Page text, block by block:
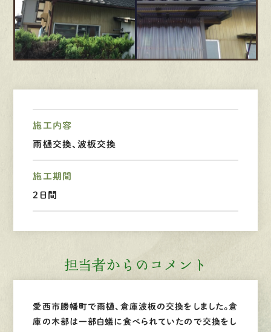
有資格者が、無料建物 診断いたします!!
0120-44-2605
営業時間 8:00−18:00 ｜
定休日 日曜・祝日
施工内容
雨樋交換、波板交換
施工期間
2日間
担当者からのコメント
愛西市勝幡町で雨樋、倉庫波板の交換をしました。倉
庫の木部は一部白蟻に食べられていたので交換をし